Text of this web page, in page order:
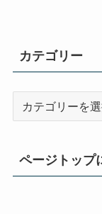
カテゴリー
ページトップ